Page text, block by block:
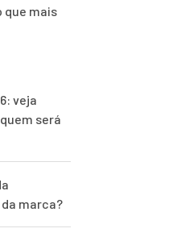
que mais
veja
será
marca?